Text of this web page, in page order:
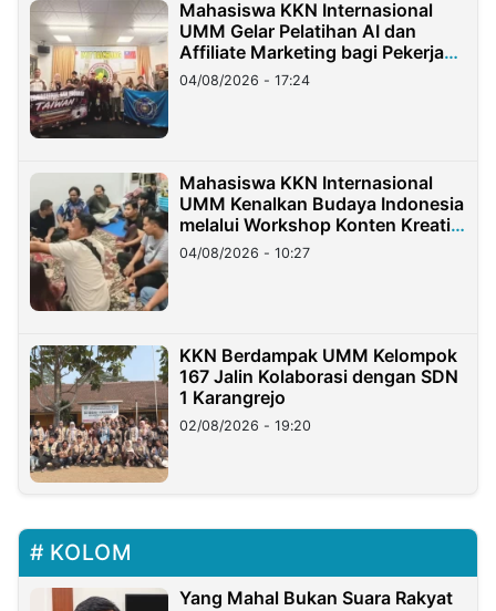
Mahasiswa KKN Internasional
UMM Gelar Pelatihan AI dan
Affiliate Marketing bagi Pekerja
Migran Indonesia di Taiwan
04/08/2026 - 17:24
Mahasiswa KKN Internasional
UMM Kenalkan Budaya Indonesia
melalui Workshop Konten Kreatif
di Taiwan
04/08/2026 - 10:27
KKN Berdampak UMM Kelompok
167 Jalin Kolaborasi dengan SDN
1 Karangrejo
02/08/2026 - 19:20
KOLOM
Yang Mahal Bukan Suara Rakyat